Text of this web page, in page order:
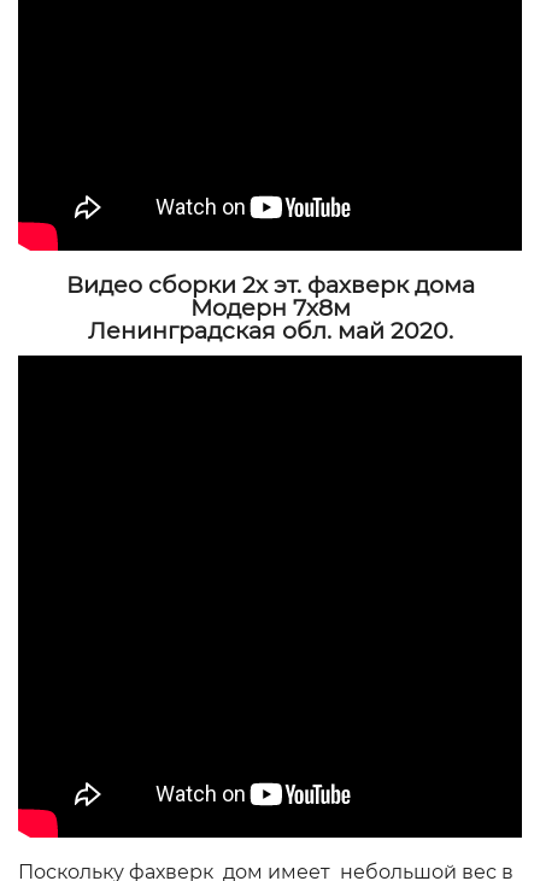
Видео сборки 2х эт. фахверк дома
Модерн 7х8м
Ленинградская обл. май 2020.
Поскольку фахверк дом имеет небольшой вес в